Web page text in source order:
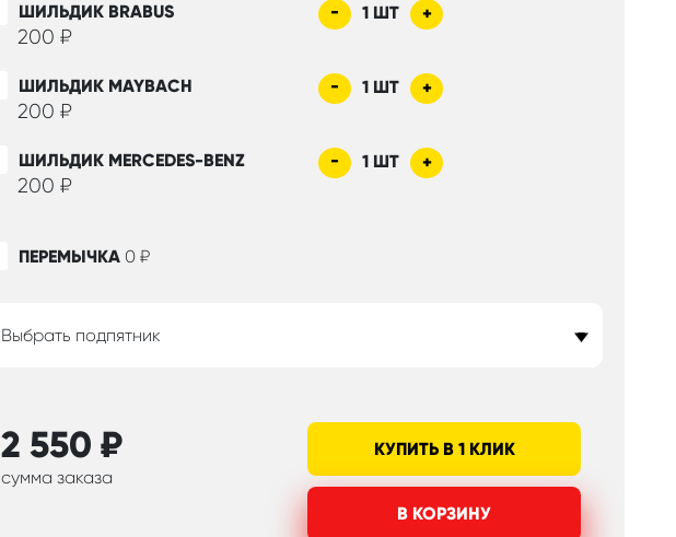
ШИЛЬДИК BRABUS
200 ₽
- 1 ШТ +
ШИЛЬДИК MAYBACH
200 ₽
- 1 ШТ +
ШИЛЬДИК MERCEDES-BENZ
200 ₽
- 1 ШТ +
ПЕРЕМЫЧКА 0 ₽
Выбрать подпятник
2 550 ₽
сумма заказа
КУПИТЬ В 1 КЛИК
В КОРЗИНУ